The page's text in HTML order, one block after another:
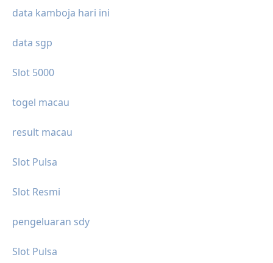
data kamboja hari ini
data sgp
Slot 5000
togel macau
result macau
Slot Pulsa
Slot Resmi
pengeluaran sdy
Slot Pulsa